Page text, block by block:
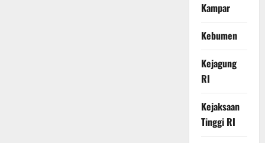
Kampar
Kebumen
Kejagung
RI
Kejaksaan
Tinggi RI